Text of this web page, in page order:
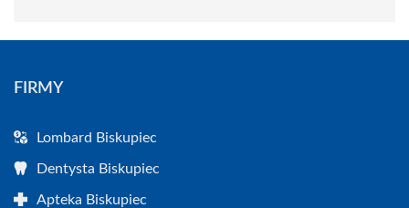
FIRMY
Lombard Biskupiec
Dentysta Biskupiec
Apteka Biskupiec